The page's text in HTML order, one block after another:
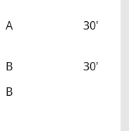
A 30'
B 30'
B